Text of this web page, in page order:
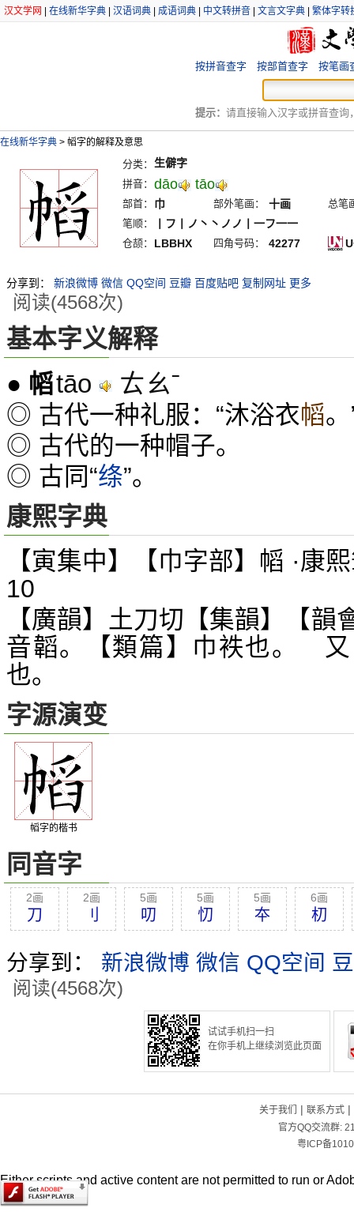
汉文学网 在线新华字典 汉语词典 成语词典 中文转拼音 文言文字典 繁体字转
按拼音查字 按部首查字 按笔画
提示： 请直接输入汉字或拼音查询
在线新华字典 > 幍字的解释及意思
分类： 生僻字
拼音： dāo tāo
部首： 巾 部外笔画： 十画
总笔
笔顺：
丨フ丨ノ丶丶ノノ丨一フ一一
仓颉： LBBHX 四角号码： 42277
分享到： 新浪微博 微信 QQ空间 豆瓣 百度贴吧 复制网址 更多
阅读(4568次)
基本字义解释
● 幍tāo ㄊㄠˉ
◎ 古代一种礼服：“沐浴衣幍。
◎ 古代的一种帽子。
◎ 古同“绦”。
康熙字典
【寅集中】【巾字部】幍 ·康
10
【廣韻】土刀切【集韻】【韻
音韜。【類篇】巾袟也。
也。
字源演变
幍字的楷书
同音字
2画
刀
2画
刂
5画
叨
5画
忉
5画
夲
6画
朷
分享到： 新浪微博 微信 QQ空间
阅读(4568次)
试试手机扫一扫
在你手机上继续浏览此页面
关于我们 | 联系方式|
官方QQ交流群:
粤ICP备
Either scripts and active content are not permitted to run or